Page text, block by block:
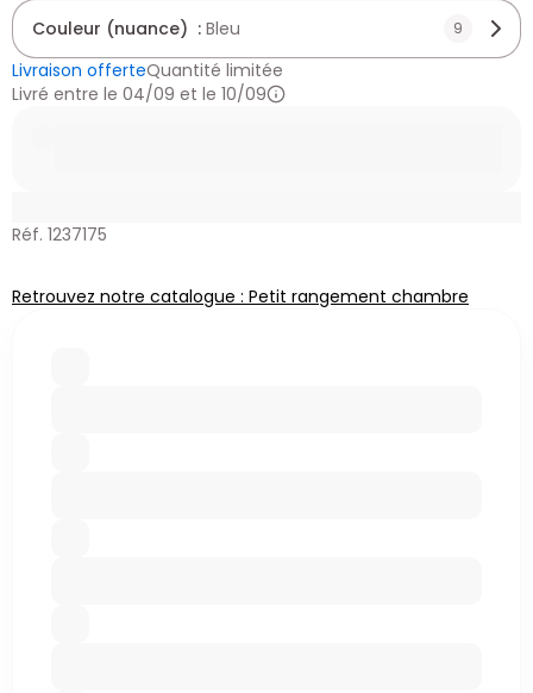
Couleur (nuance) : Bleu 9
Livraison offerteQuantité limitée
Livré entre le 04/09 et le 10/09
Réf. 1237175
Retrouvez notre catalogue : Petit rangement chambre